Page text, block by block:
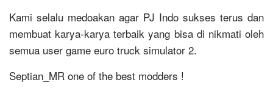
Kami selalu medoakan agar PJ Indo sukses terus dan
membuat karya-karya terbaik yang bisa di nikmati oleh
semua user game euro truck simulator 2.
Septian_MR one of the best modders !